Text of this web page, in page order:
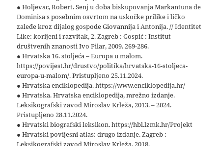
● Holjevac, Robert. Senj u doba biskupovanja Markantuna de
Dominisa s posebnim osvrtom na uskočke prilike i ličko
zaleđe kroz dijalog gospode Giovannija i Antonija. // Identitet
Like: korijeni i razvitak, 2. Zagreb : Gospić : Institut
društvenih znanosti Ivo Pilar, 2009. 269-286.
● Hrvatska 16. stoljeća – Europa u malom.
https://povijest.hr/drustvo/politika/hrvatska-16-stoljeca-
europa-u-malom/. Pristupljeno 25.11.2024.
● Hrvatska enciklopedija. https://www.enciklopedija.hr/
● Hrvatska. Hrvatska enciklopedija, mrežno izdanje.
Leksikografski zavod Miroslav Krleža, 2013. – 2024.
Pristupljeno 28.11.2024.
● Hrvatski biografski leksikon. https://hbl.lzmk.hr/Projekt
● Hrvatski povijesni atlas: drugo izdanje. Zagreb :
Leksikografski zavod Miroslav Krleža, 2018.